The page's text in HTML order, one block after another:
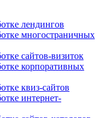
лендингов
многостраничных
сайтов-визиток
корпоративных
квиз-сайтов
интернет-